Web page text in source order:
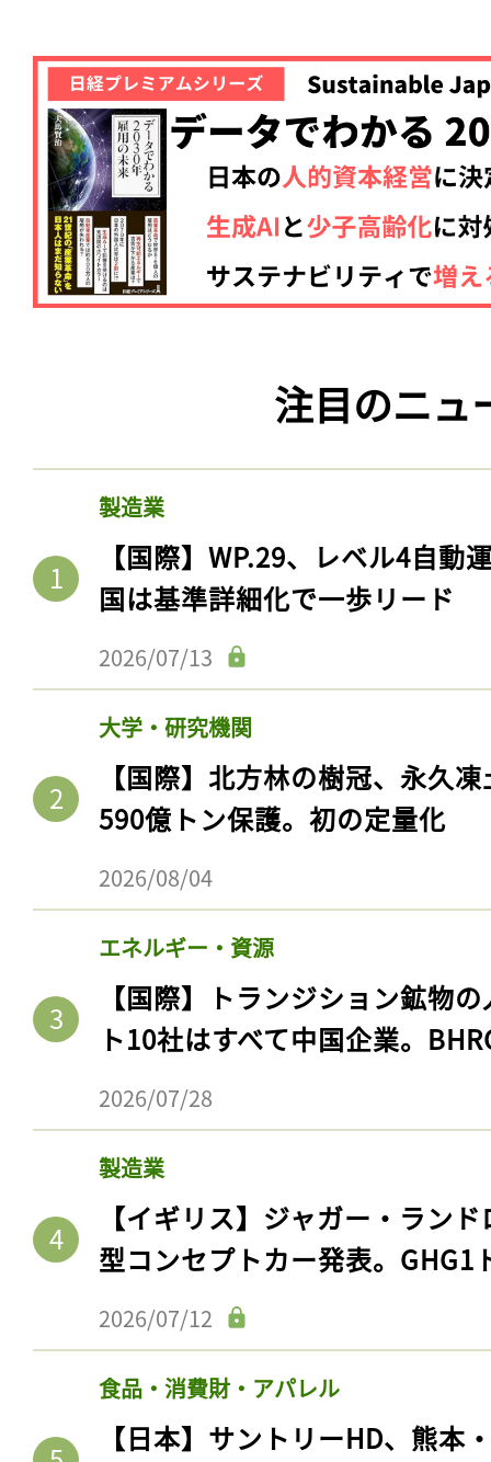
注目のニュ
製造業
【国際】WP.29、レベル4自動
国は基準詳細化で一歩リード
2026/07/13
大学・研究機関
【国際】北方林の樹冠、永久
590億トン保護。初の定量化
2026/08/04
エネルギー・資源
【国際】トランジション鉱物
ト10社はすべて中国企業。
2026/07/28
製造業
【イギリス】ジャガー・ラン
型コンセプトカー発表。GHG1
2026/07/12
食品・消費財・アパレル
【日本】サントリーHD、熊本